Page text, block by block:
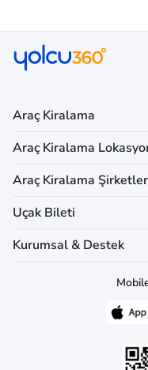
Araç Kiralama
Araç Kiralama
Araç Kiralama
Uçak Bileti
Kurumsal & Destek